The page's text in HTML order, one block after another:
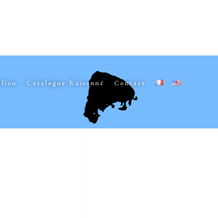
Catalogue Raisonné Contact